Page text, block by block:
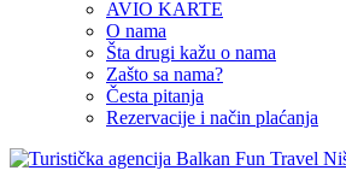
AVIO KARTE
O nama
Šta drugi kažu o nama
Zašto sa nama?
Česta pitanja
Rezervacije i način plaćanja